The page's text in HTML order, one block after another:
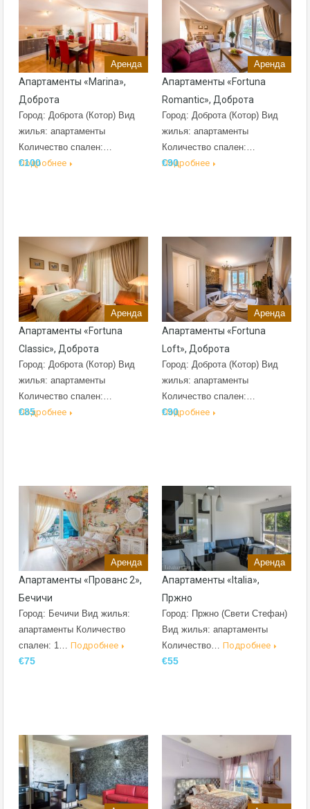
Аренда
Апартаменты «Marina»,
Доброта
Город: Доброта (Котор) Вид
жилья: апартаменты
Количество спален:…
Подробнее
€100
Аренда
Апартаменты «Fortuna
Romantic», Доброта
Город: Доброта (Котор) Вид
жилья: апартаменты
Количество спален:…
Подробнее
€90
Аренда
Апартаменты «Fortuna
Classic», Доброта
Город: Доброта (Котор) Вид
жилья: апартаменты
Количество спален:…
Подробнее
€85
Аренда
Апартаменты «Fortuna
Loft», Доброта
Город: Доброта (Котор) Вид
жилья: апартаменты
Количество спален:…
Подробнее
€90
Аренда
Апартаменты «Прованс 2»,
Бечичи
Город: Бечичи Вид жилья:
апартаменты Количество
спален: 1… Подробнее
€75
Аренда
Апартаменты «Italia»,
Пржно
Город: Пржно (Свети Стефан)
Вид жилья: апартаменты
Количество… Подробнее
€55